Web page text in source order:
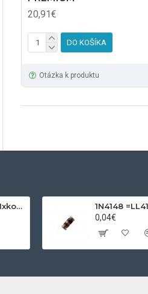
20,91€
DO KOŠÍKA
Otázka k produktu
Adaptér auto-napájací 1xkon./3x zdierka- 12/24V, USB 1000mA
0,04€